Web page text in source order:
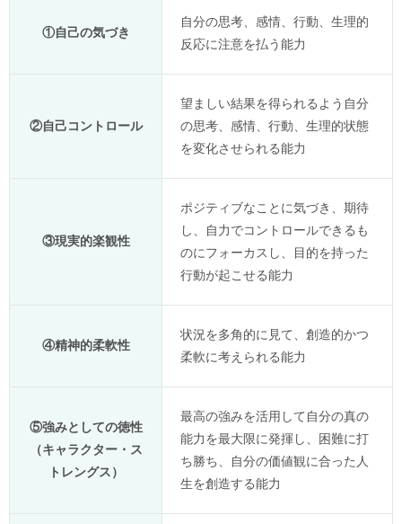
①自己の気づき
自分の思考、感情、行動、生理的
反応に注意を払う能力
②自己コントロール
望ましい結果を得られるよう自分
の思考、感情、行動、生理的状態
を変化させられる能力
③現実的楽観性
ポジティブなことに気づき、期待
し、自力でコントロールできるも
のにフォーカスし、目的を持った
行動が起こせる能力
④精神的柔軟性
状況を多角的に見て、創造的かつ
柔軟に考えられる能力
⑤強みとしての徳性
（キャラクター・ス
トレングス）
最高の強みを活用して自分の真の
能力を最大限に発揮し、困難に打
ち勝ち、自分の価値観に合った人
生を創造する能力